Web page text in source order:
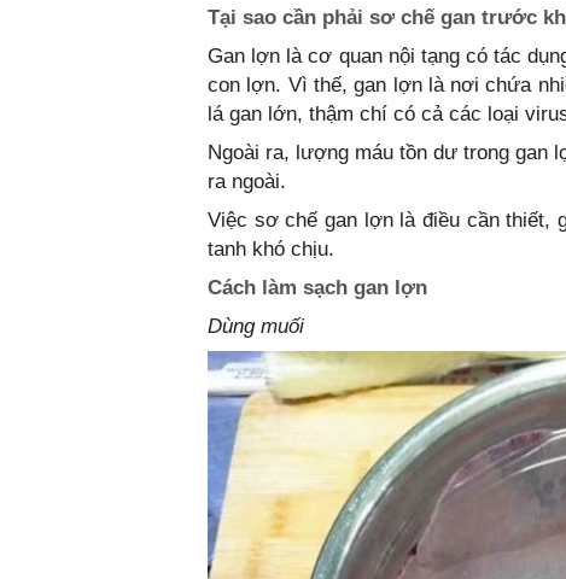
Tại sao cần phải sơ chế gan trước
Gan lợn là cơ quan nội tạng có tác
con lợn. Vì thế, gan lợn là nơi chứa
lá gan lớn, thậm chí có cả các loại
Ngoài ra, lượng máu tồn dư trong gan
ra ngoài.
Việc sơ chế gan lợn là điều cần thiết,
tanh khó chịu.
Cách làm sạch gan lợn
Dùng muối